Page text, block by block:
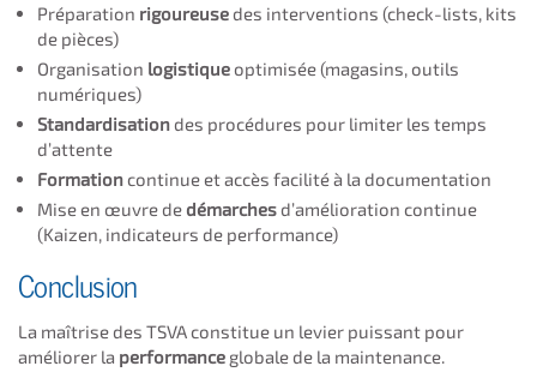
Préparation rigoureusedes interventions (check-lists, kits
de pièces)
Organisation logistiqueoptimisée (magasins, outils
numériques)
Standardisationdes procédures pour limiter les temps
d’attente
Formationcontinue et accès facilité à la documentation
Mise en œuvre de démarchesd’amélioration continue
(Kaizen, indicateurs de performance)
Conclusion
La maîtrise des TSVA constitue un levier puissant pour
améliorer la performance globale de la maintenance.